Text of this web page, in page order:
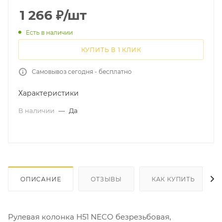
1 266 ₽/шт
Есть в наличии
КУПИТЬ В 1 КЛИК
Самовывоз сегодня - бесплатно
Характеристики
В наличии — Да
ОПИСАНИЕ ОТЗЫВЫ КАК КУПИТЬ
Рулевая колонка H51 NECO безрезьбовая,